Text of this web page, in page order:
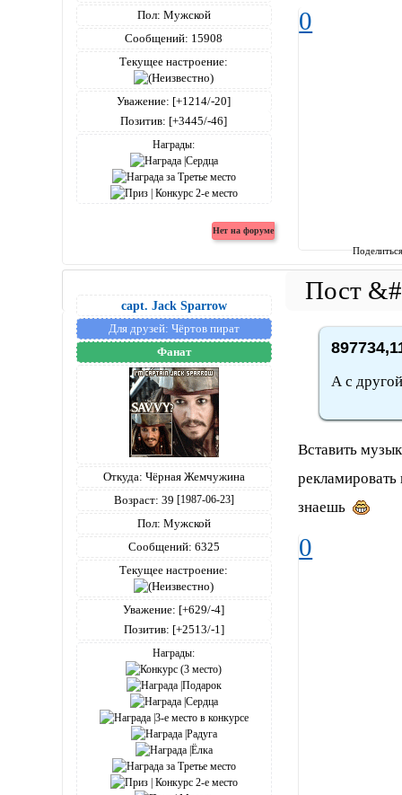
Пол: Мужской
Сообщений: 15908
Текущее настроение:
Уважение: [+1214/-20]
Позитив: [+3445/-46]
Награды:
0
capt. Jack Sparrow
Для друзей: Чёртов пират
Фанат
Откуда: Чёрная Жемчужина
Возраст: 39 [1987-06-23]
Пол: Мужской
Сообщений: 6325
Текущее настроение:
Уважение: [+629/-4]
Позитив: [+2513/-1]
Награды:
А с
Вставить
знаешь
0